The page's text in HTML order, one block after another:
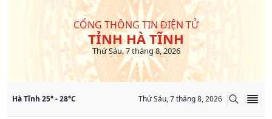
CỔNG THÔNG TIN ĐIỆN TỬ
TỈNH HÀ TĨNH
Thứ Sáu, 7 tháng 8, 2026
Hà Tĩnh 25° -28°C Thứ Sáu, 7 tháng 8, 2026